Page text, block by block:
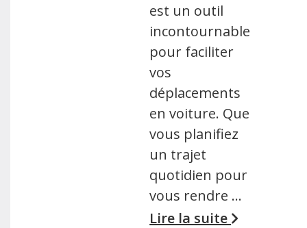
est un outil
incontournable
pour faciliter
vos
déplacements
en voiture. Que
vous planifiez
un trajet
quotidien pour
vous rendre …
Lire la suite